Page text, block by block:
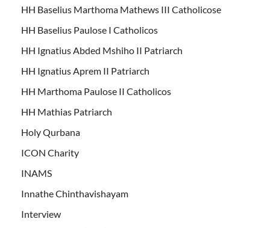
HH Baselius Marthoma Mathews III Catholicose
HH Baselius Paulose I Catholicos
HH Ignatius Abded Mshiho II Patriarch
HH Ignatius Aprem II Patriarch
HH Marthoma Paulose II Catholicos
HH Mathias Patriarch
Holy Qurbana
ICON Charity
INAMS
Innathe Chinthavishayam
Interview